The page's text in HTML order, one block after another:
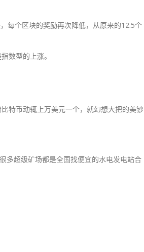
每个区块的奖励再次降低，从原来的12.5个
数型的上涨。
特币动辄上万美元一个，就幻想大把的美钞
多超级矿场都是全国找便宜的水电发电站合